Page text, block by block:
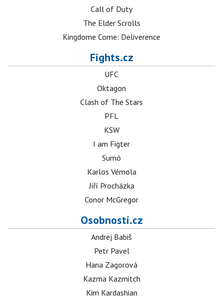
Call of Duty
The Elder Scrolls
Kingdome Come: Deliverence
Fights.cz
UFC
Oktagon
Clash of The Stars
PFL
KSW
I am Figter
Sumó
Karlos Vémola
Jiří Procházka
Conor McGregor
Osobnosti.cz
Andrej Babiš
Petr Pavel
Hana Zagorová
Kazma Kazmitch
Kim Kardashian